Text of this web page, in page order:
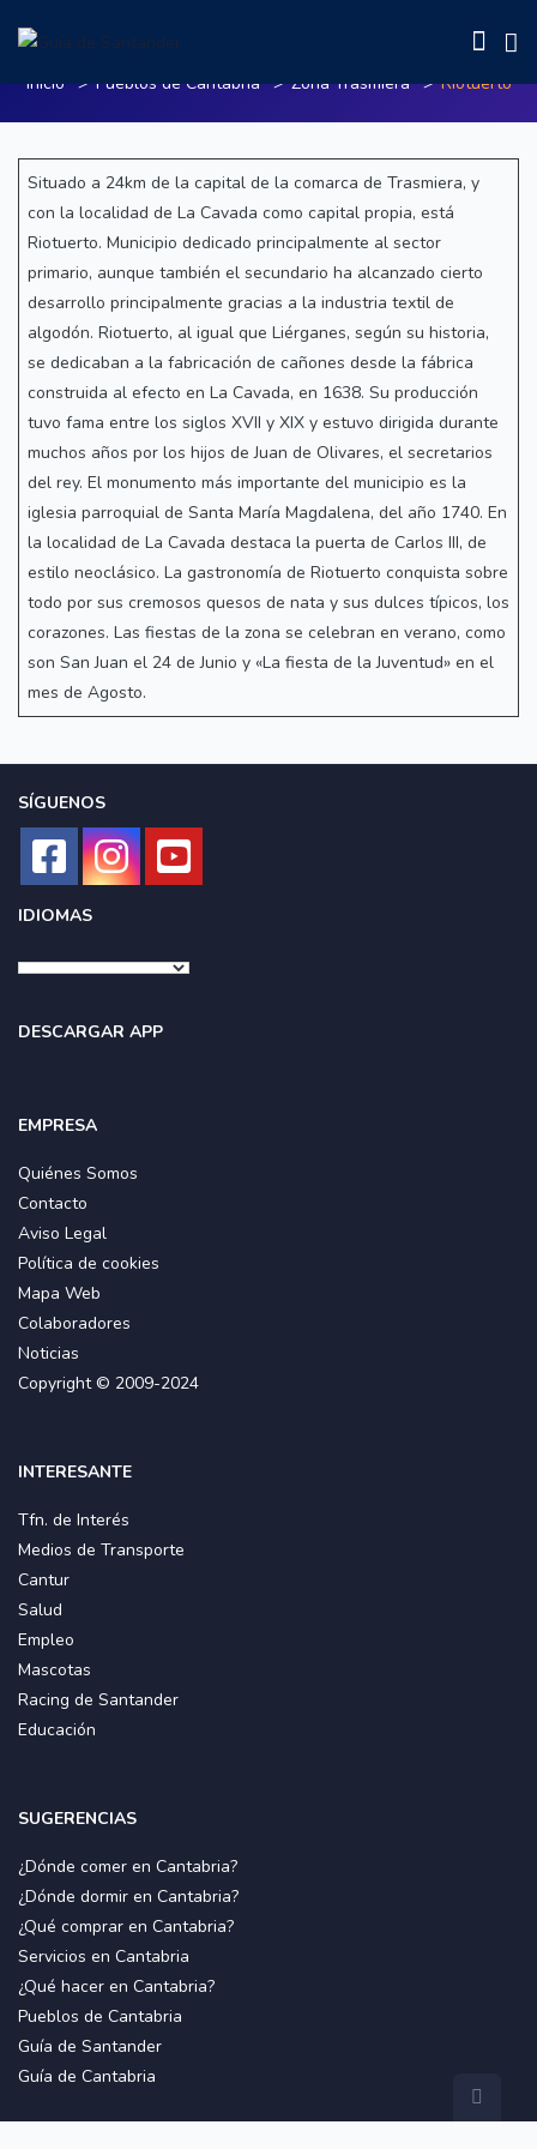
Inicio Pueblos de Cantabria Zona Trasmiera Riotuerto
Situado a 24km de la capital de la comarca de Trasmiera, y
con la localidad de La Cavada como capital propia, está
Riotuerto. Municipio dedicado principalmente al sector
primario, aunque también el secundario ha alcanzado cierto
desarrollo principalmente gracias a la industria textil de
algodón. Riotuerto, al igual que Liérganes, según su historia,
se dedicaban a la fabricación de cañones desde la fábrica
construida al efecto en La Cavada, en 1638. Su producción
tuvo fama entre los siglos XVII y XIX y estuvo dirigida durante
muchos años por los hijos de Juan de Olivares, el secretarios
del rey. El monumento más importante del municipio es la
iglesia parroquial de Santa María Magdalena, del año 1740. En
la localidad de La Cavada destaca la puerta de Carlos III, de
estilo neoclásico. La gastronomía de Riotuerto conquista sobre
todo por sus cremosos quesos de nata y sus dulces típicos, los
corazones. Las fiestas de la zona se celebran en verano, como
son San Juan el 24 de Junio y «La fiesta de la Juventud» en el
mes de Agosto.
SÍGUENOS
IDIOMAS
DESCARGAR APP
EMPRESA
Quiénes Somos
Contacto
Aviso Legal
Política de cookies
Mapa Web
Colaboradores
Noticias
Copyright © 2009-2024
INTERESANTE
Tfn. de Interés
Medios de Transporte
Cantur
Salud
Empleo
Mascotas
Racing de Santander
Educación
SUGERENCIAS
¿Dónde comer en Cantabria?
¿Dónde dormir en Cantabria?
¿Qué comprar en Cantabria?
Servicios en Cantabria
¿Qué hacer en Cantabria?
Pueblos de Cantabria
Guía de Santander
Guía de Cantabria